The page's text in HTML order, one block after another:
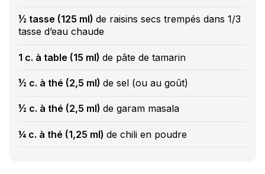
½ tasse (125 ml) de raisins secs trempés dans 1/3
tasse d’eau chaude
1 c. à table (15 ml) de pâte de tamarin
½ c. à thé (2,5 ml) de sel (ou au goût)
½ c. à thé (2,5 ml) de garam masala
¼ c. à thé (1,25 ml) de chili en poudre